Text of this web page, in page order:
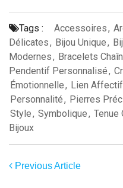
Tags : Accessoires,
Délicates, Bijou Unique,
Modernes, Bracelets
Pendentif Personnalisé,
Émotionnelle, Lien Affectif
Personnalité, Pierres
Style, Symbolique, Tenue
Bijoux
Previous Article